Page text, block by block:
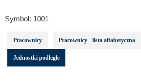
Symbol: 1001
Pracownicy Pracownicy - lista alfabetyczna
Jednostki podległe